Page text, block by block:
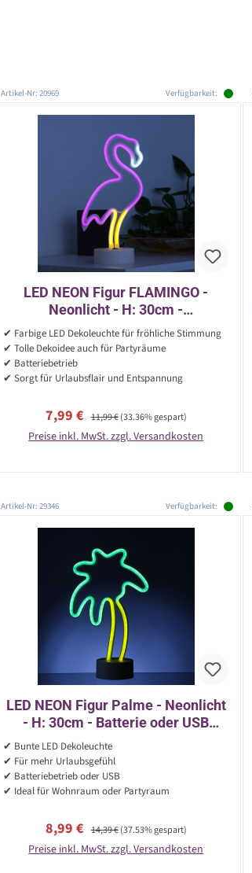
Artikel-Nr: 20969 Verfügbarkeit:
LED NEON Figur FLAMINGO -
Neonlicht - H: 30cm -
Batteriebetrieb - stehend -
pink/gelb
✔ Farbige LED Dekoleuchte für fröhliche Stimmung
✔ Tolle Dekoidee auch für Partyräume
✔ Batteriebetrieb
✔ Sorgt für Urlaubsflair und Entspannung
Verkaufspreis:
7,99 € Regulärer Preis:
11,99 €(33.36% gespart)
Preise inkl. MwSt. zzgl. Versandkosten
Artikel-Nr: 29346 Verfügbarkeit:
LED NEON Figur Palme - Neonlicht
- H: 30cm - Batterie oder USB
Betrieb - stehend - gelb/grün
✔ Bunte LED Dekoleuchte
✔ Für mehr Urlaubsgefühl
✔ Batteriebetrieb oder USB
✔ Ideal für Wohnraum oder Partyraum
Verkaufspreis:
8,99 € Regulärer Preis:
14,39 €(37.53% gespart)
Preise inkl. MwSt. zzgl. Versandkosten